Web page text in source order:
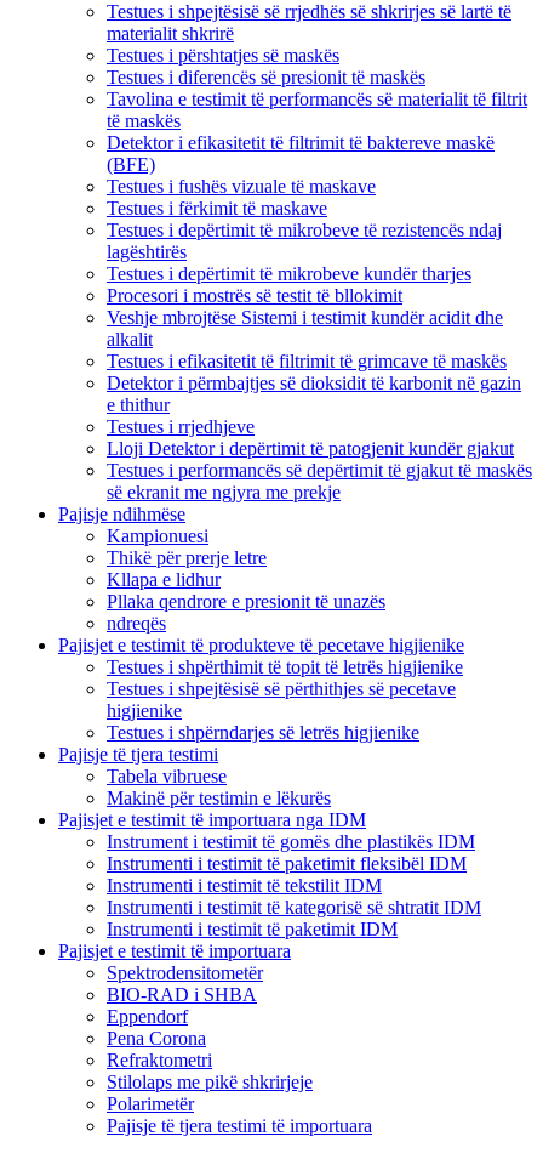
Testues i shpejtësisë së rrjedhës së shkrirjes së lartë të
materialit shkrirë
Testues i përshtatjes së maskës
Testues i diferencës së presionit të maskës
Tavolina e testimit të performancës së materialit të filtrit
të maskës
Detektor i efikasitetit të filtrimit të baktereve maskë
(BFE)
Testues i fushës vizuale të maskave
Testues i fërkimit të maskave
Testues i depërtimit të mikrobeve të rezistencës ndaj
lagështirës
Testues i depërtimit të mikrobeve kundër tharjes
Procesori i mostrës së testit të bllokimit
Veshje mbrojtëse Sistemi i testimit kundër acidit dhe
alkalit
Testues i efikasitetit të filtrimit të grimcave të maskës
Detektor i përmbajtjes së dioksidit të karbonit në gazin
e thithur
Testues i rrjedhjeve
Lloji Detektor i depërtimit të patogjenit kundër gjakut
Testues i performancës së depërtimit të gjakut të maskës
së ekranit me ngjyra me prekje
Pajisje ndihmëse
Kampionuesi
Thikë për prerje letre
Kllapa e lidhur
Pllaka qendrore e presionit të unazës
ndreqës
Pajisjet e testimit të produkteve të pecetave higjienike
Testues i shpërthimit të topit të letrës higjienike
Testues i shpejtësisë së përthithjes së pecetave
higjienike
Testues i shpërndarjes së letrës higjienike
Pajisje të tjera testimi
Tabela vibruese
Makinë për testimin e lëkurës
Pajisjet e testimit të importuara nga IDM
Instrument i testimit të gomës dhe plastikës IDM
Instrumenti i testimit të paketimit fleksibël IDM
Instrumenti i testimit të tekstilit IDM
Instrumenti i testimit të kategorisë së shtratit IDM
Instrumenti i testimit të paketimit IDM
Pajisjet e testimit të importuara
Spektrodensitometër
BIO-RAD i SHBA
Eppendorf
Pena Corona
Refraktometri
Stilolaps me pikë shkrirjeje
Polarimetër
Pajisje të tjera testimi të importuara